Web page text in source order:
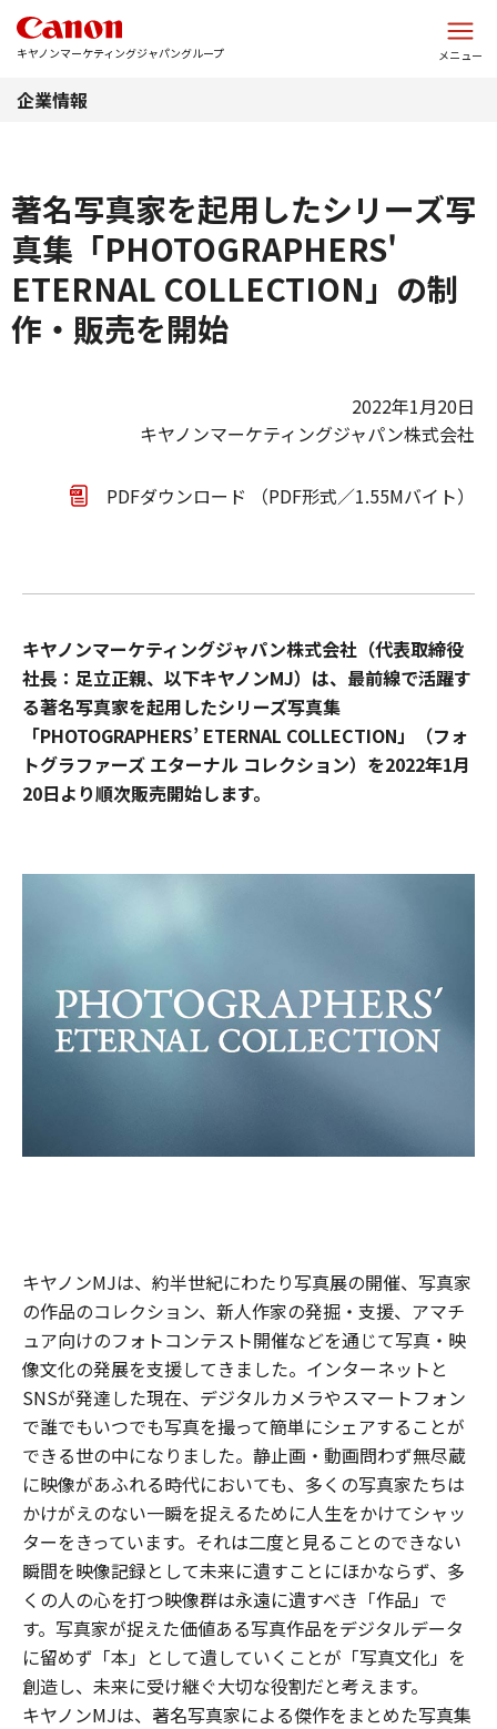
キヤノンマーケティングジャパングループ メニュー
企業情報
著名写真家を起用したシリーズ写
真集「PHOTOGRAPHERS'
ETERNAL COLLECTION」の制
作・販売を開始
2022年1月20日
キヤノンマーケティングジャパン株式会社
PDFダウンロード （PDF形式／1.55Mバイト）
キヤノンマーケティングジャパン株式会社（代表取締役
社長：足立正親、以下キヤノンMJ）は、最前線で活躍す
る著名写真家を起用したシリーズ写真集
「PHOTOGRAPHERS’ ETERNAL COLLECTION」（フォ
トグラファーズ エターナル コレクション）を2022年1月
20日より順次販売開始します。
キヤノンMJは、約半世紀にわたり写真展の開催、写真家
の作品のコレクション、新人作家の発掘・支援、アマチ
ュア向けのフォトコンテスト開催などを通じて写真・映
像文化の発展を支援してきました。インターネットと
SNSが発達した現在、デジタルカメラやスマートフォン
で誰でもいつでも写真を撮って簡単にシェアすることが
できる世の中になりました。静止画・動画問わず無尽蔵
に映像があふれる時代においても、多くの写真家たちは
かけがえのない一瞬を捉えるために人生をかけてシャッ
ターをきっています。それは二度と見ることのできない
瞬間を映像記録として未来に遺すことにほかならず、多
くの人の心を打つ映像群は永遠に遺すべき「作品」で
す。写真家が捉えた価値ある写真作品をデジタルデータ
に留めず「本」として遺していくことが「写真文化」を
創造し、未来に受け継ぐ大切な役割だと考えます。
キヤノンMJは、著名写真家による傑作をまとめた写真集